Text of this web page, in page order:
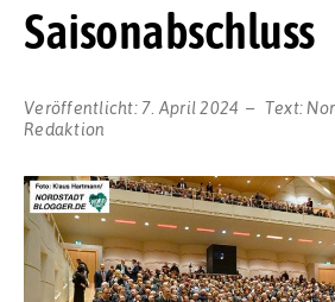
Saisonabschluss
Veröffentlicht: 7. April 2024 Text:
Redaktion